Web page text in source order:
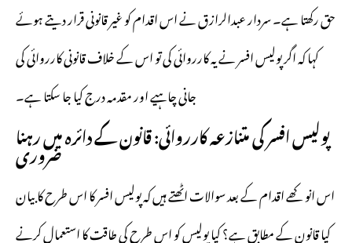
حق رکھتا ہے۔ سردار عبدالرازق نے اس اقدام کو غیر قانونی قرار دیتے ہوئے
کہا کہ اگر پولیس افسر نے یہ کارروائی کی تو اس کے خلاف قانونی کارروائی کی
جانی چاہیے اور مقدمہ درج کیا جا سکتا ہے۔
پولیس افسر کی متنازعہ کارروائی: قانون کے دائرہ میں رہنا
ضروری
اس انوکھے اقدام کے بعد سوالات اٹھتے ہیں کہ پولیس افسر کا اس طرح کا بیان
کیا قانون کے مطابق ہے؟ کیا پولیس کو اس طرح کی طاقت کا استعمال کرنے